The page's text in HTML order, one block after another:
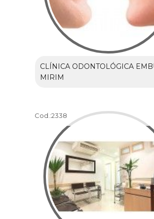
CLÍNICA ODONTOLÓGICA
MIRIM
Cod.:2338